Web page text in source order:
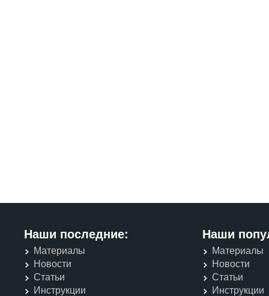
Наши последние:
Материалы
Новости
Статьи
Инструкции
Наши
Материалы
Новости
Статьи
Инструкции